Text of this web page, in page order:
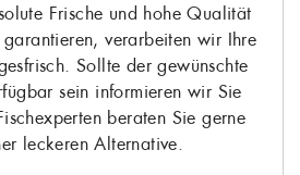
Frische und hohe Qualität
garantieren, verarbeiten wir Ihre
Sollte der gewünschte
sein informieren wir Sie
beraten Sie gerne
leckeren Alternative.